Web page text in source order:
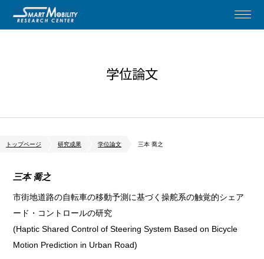
学位論文
トップページ 研究成果 学位論文 三本 喬之
三本 喬之
市街地道路の自転車の移動予測に基づく操舵系の触覚的シェア
ード・コントロールの研究
(Haptic Shared Control of Steering System Based on Bicycle
Motion Prediction in Urban Road)